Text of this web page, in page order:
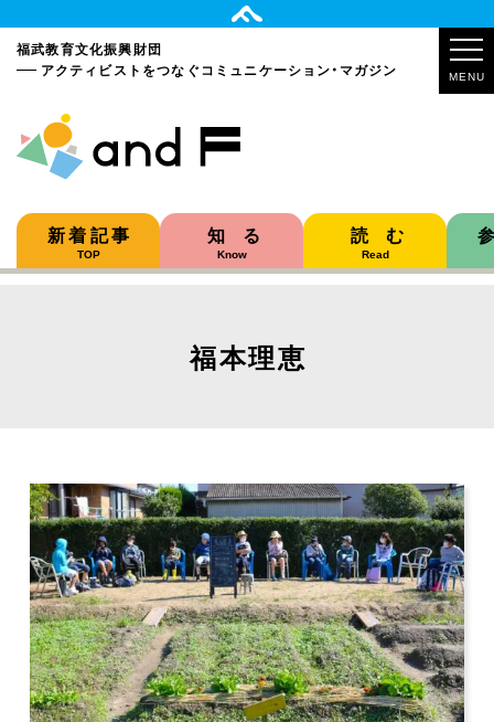
福武教育文化振興財団
アクティビストをつなぐコミュニケーション・マガジン MENU
新着記事
TOP
知る
Know
読む
Read
福本理恵